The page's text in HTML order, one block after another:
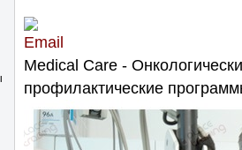
Medical Care -
профилактические